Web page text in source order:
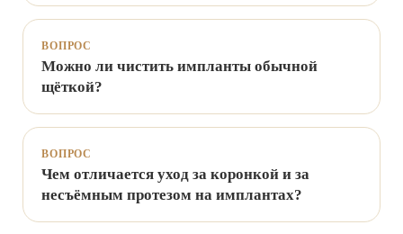
ВОПРОС
Можно ли чистить импланты обычной
щёткой?
ВОПРОС
Чем отличается уход за коронкой и за
несъёмным протезом на имплантах?